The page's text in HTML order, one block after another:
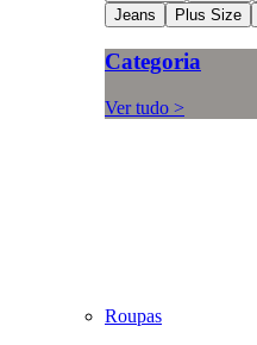
Jeans
Plus Size
Categoria
Ver tudo >
Roupas